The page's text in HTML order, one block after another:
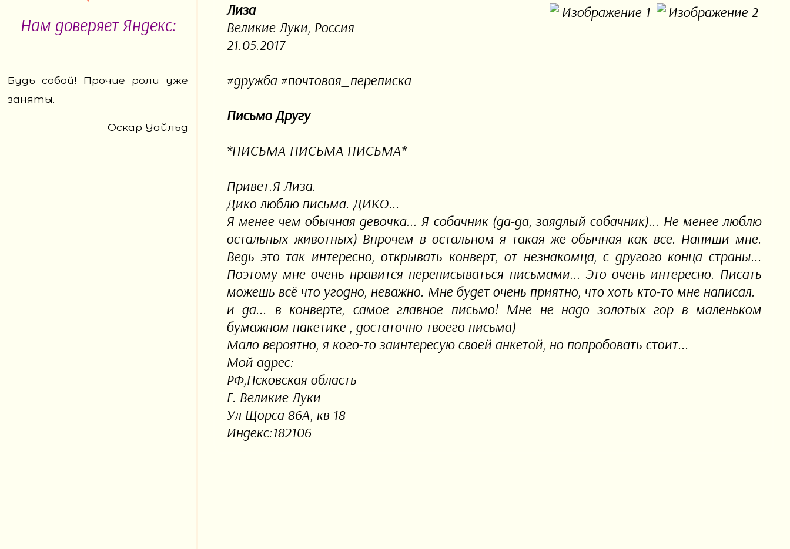
Нам доверяет Яндекс:
Будь собой! Прочие роли уже
заняты.
Оскар Уайльд
Лиза
Великие Луки, Россия
21.05.2017
#дружба #почтовая_переписка
Письмо Другу
*ПИСЬМА ПИСЬМА ПИСЬМА*
Привет.Я Лиза.
Дико люблю письма. ДИКО...
Я менее чем обычная девочка... Я собачник (да-да, заядлый собачник)... Не менее люблю
остальных животных) Впрочем в остальном я такая же обычная как все. Напиши мне.
Ведь это так интересно, открывать конверт, от незнакомца, с другого конца страны...
Поэтому мне очень нравится переписываться письмами... Это очень интересно. Писать
можешь всё что угодно, неважно. Мне будет очень приятно, что хоть кто-то мне написал.
и да... в конверте, самое главное письмо! Мне не надо золотых гор в маленьком
бумажном пакетике , достаточно твоего письма)
Мало вероятно, я кого-то заинтересую своей анкетой, но попробовать стоит...
Мой адрес:
РФ,Псковская область
Г. Великие Луки
Ул Щорса 86А, кв 18
Индекс:182106